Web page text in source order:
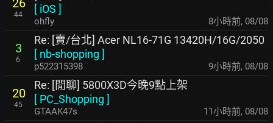
26
44
[ iOS ]
ohfly 8小時前, 08/08
3
6
Re: [賣/台北] Acer NL16-71G 13420H/16G/2050
[ nb-shopping ]
p522315398 9小時前, 08/08
20
45
Re: [閒聊] 5800X3D今晚9點上架
[ PC_Shopping ]
GTAAK47s 11小時前, 08/08